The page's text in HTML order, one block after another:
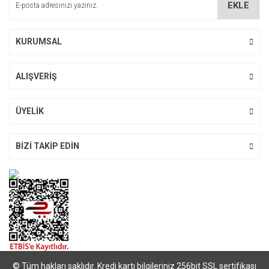
EKLE
KURUMSAL
ALIŞVERİŞ
ÜYELİK
BİZİ TAKİP EDİN
© Tüm hakları saklıdır. Kredi kartı bilgileriniz 256bit SSL sertifikası